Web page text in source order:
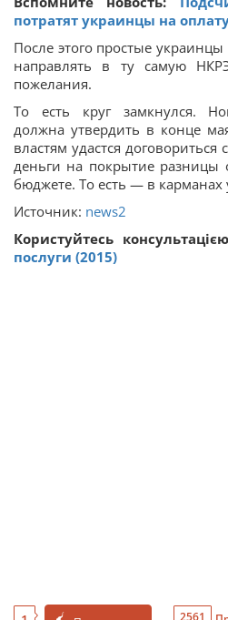
потратят украинцы на
После этого простые
направлять в ту самую
пожелания.
То есть круг замкнулся.
должна утвердить в конце
властям удастся
деньги на покрытие разницы
бюджете. То есть — в карманах
Источник: news2
Користуйтесь
послуги (2015)
2561